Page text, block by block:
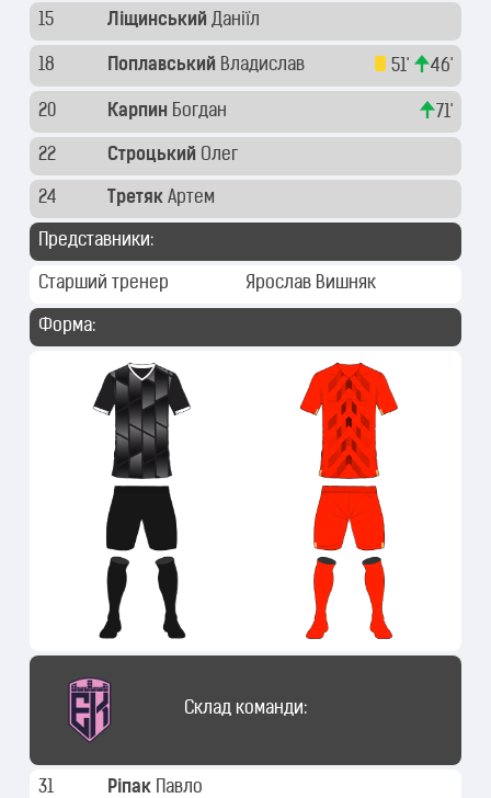
15 Ліщинський Даніїл
18 Поплавський Владислав 51' 46'
20 Карпин Богдан 71'
22 Строцький Олег
24 Третяк Артем
Представники:
Старший тренер Ярослав Вишняк
Форма:
Склад команди:
31 Ріпак Павло